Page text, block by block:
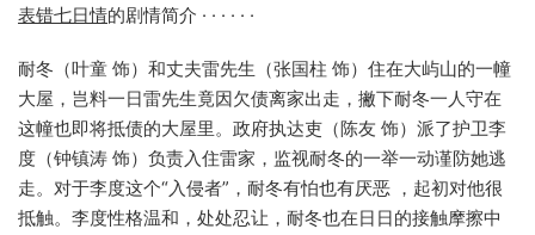
表错七日情的剧情简介 · · · · · ·
耐冬（叶童 饰）和丈夫雷先生（张国柱 饰）住在大屿山的一幢
大屋，岂料一日雷先生竟因欠债离家出走，撇下耐冬一人守在
这幢也即将抵债的大屋里。政府执达吏（陈友 饰）派了护卫李
度（钟镇涛 饰）负责入住雷家，监视耐冬的一举一动谨防她逃
走。对于李度这个“入侵者”，耐冬有怕也有厌恶 ，起初对他很
抵触。李度性格温和，处处忍让，耐冬也在日日的接触摩擦中